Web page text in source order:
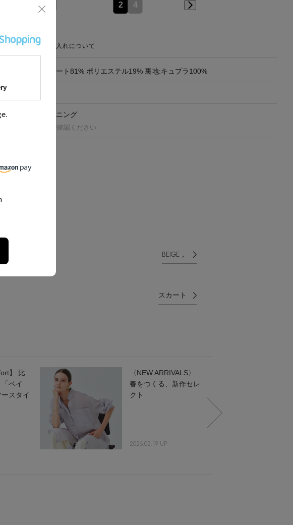
2 4
お手入れについて
表地:トリアセテート81% ポリエステル19% 裏地:キュプラ100%
ベトナム
手洗い可 クリーニング
の詳細は商品をご確認ください
BEIGE，
スカート
】 比
ベイ
スタイ
〈NEW ARRIVALS〉
春をつくる、新作セレ
クト
2026.02.19 UP